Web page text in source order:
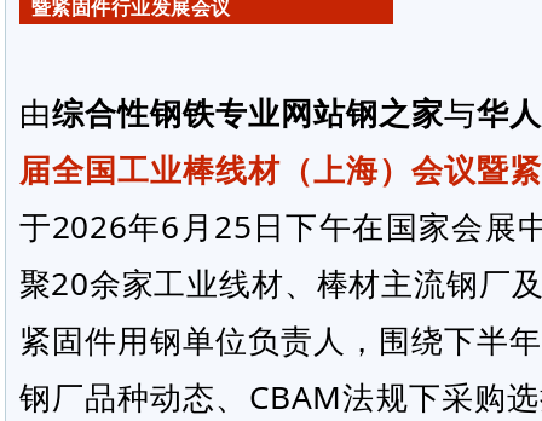
暨紧固件行业发展会议
由综合性钢铁专业网站钢之家与华
届全国工业棒线材（上海）会议暨
于2026年6月25日下午在国家会展
聚20余家工业线材、棒材主流钢厂
紧固件用钢单位负责人，围绕下半
钢厂品种动态、CBAM法规下采购